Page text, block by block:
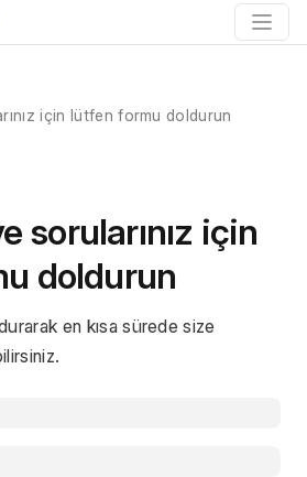
için lütfen formu doldurun
sorularınız için
doldurun
en kısa sürede size